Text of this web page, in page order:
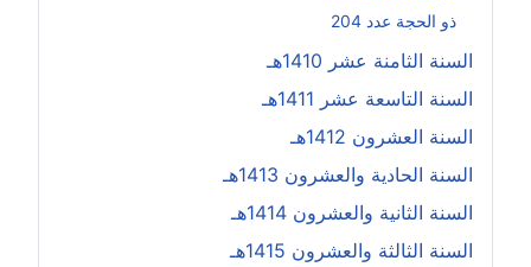
ذو الحجة عدد 204
السنة الثامنة عشر 1410هـ
السنة التاسعة عشر 1411هـ
السنة العشرون 1412هـ
السنة الحادية والعشرون 1413هـ
السنة الثانية والعشرون 1414هـ
السنة الثالثة والعشرون 1415هـ